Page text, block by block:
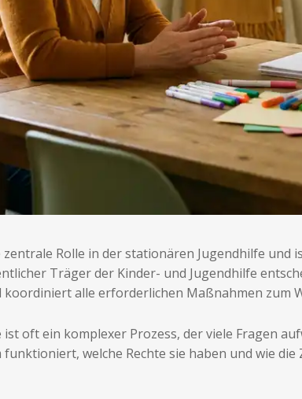
zentrale Rolle in der stationären Jugendhilfe
Träger der Kinder- und Jugendhilfe
alle erforderlichen Maßnahmen zum
oft ein komplexer Prozess, der viele Fragen
funktioniert, welche Rechte sie haben und wie